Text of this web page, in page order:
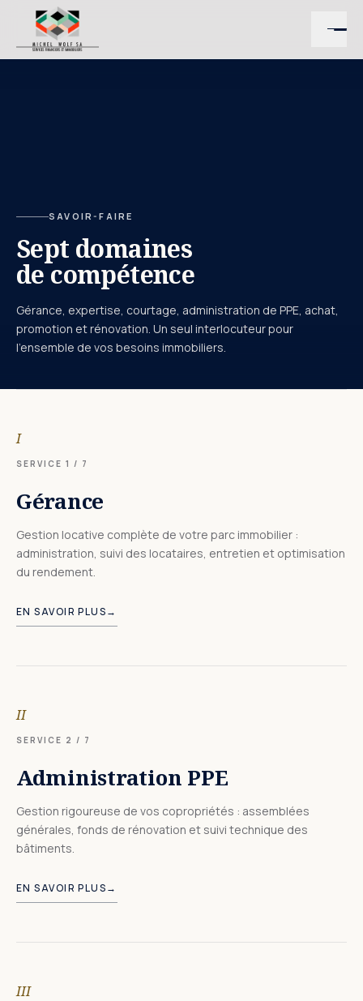
SAVOIR-FAIRE
Sept domaines
de compétence
Gérance, expertise, courtage, administration de PPE, achat,
promotion et rénovation. Un seul interlocuteur pour
l'ensemble de vos besoins immobiliers.
I
SERVICE 1 / 7
Gérance
Gestion locative complète de votre parc immobilier :
administration, suivi des locataires, entretien et optimisation
du rendement.
EN SAVOIR PLUS→
II
SERVICE 2 / 7
Administration PPE
Gestion rigoureuse de vos copropriétés : assemblées
générales, fonds de rénovation et suivi technique des
bâtiments.
EN SAVOIR PLUS→
III